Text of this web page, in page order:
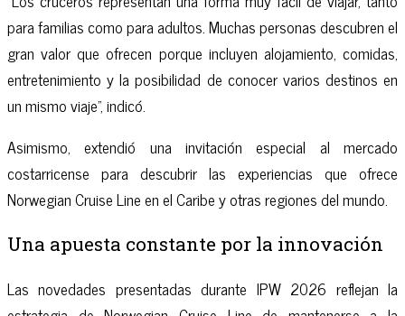
para familias como para adultos. Muchas personas descubren el
gran valor que ofrecen porque incluyen alojamiento, comidas,
entretenimiento y la posibilidad de conocer varios destinos en
un mismo viaje”, indicó.
Asimismo, extendió una invitación especial al mercado
costarricense para descubrir las experiencias que ofrece
Norwegian Cruise Line en el Caribe y otras regiones del mundo.
Una apuesta constante por la innovación
Las novedades presentadas durante IPW 2026 reflejan la